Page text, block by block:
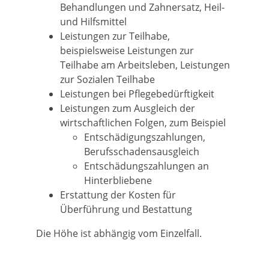
Behandlungen und Zahnersatz, Heil-
und Hilfsmittel
Leistungen zur Teilhabe,
beispielsweise Leistungen zur
Teilhabe am Arbeitsleben, Leistungen
zur Sozialen Teilhabe
Leistungen bei Pflegebedürftigkeit
Leistungen zum Ausgleich der
wirtschaftlichen Folgen, zum Beispiel
Entschädigungszahlungen,
Berufsschadensausgleich
Entschädungszahlungen an
Hinterbliebene
Erstattung der Kosten für
Überführung und Bestattung
Die Höhe ist abhängig vom Einzelfall.